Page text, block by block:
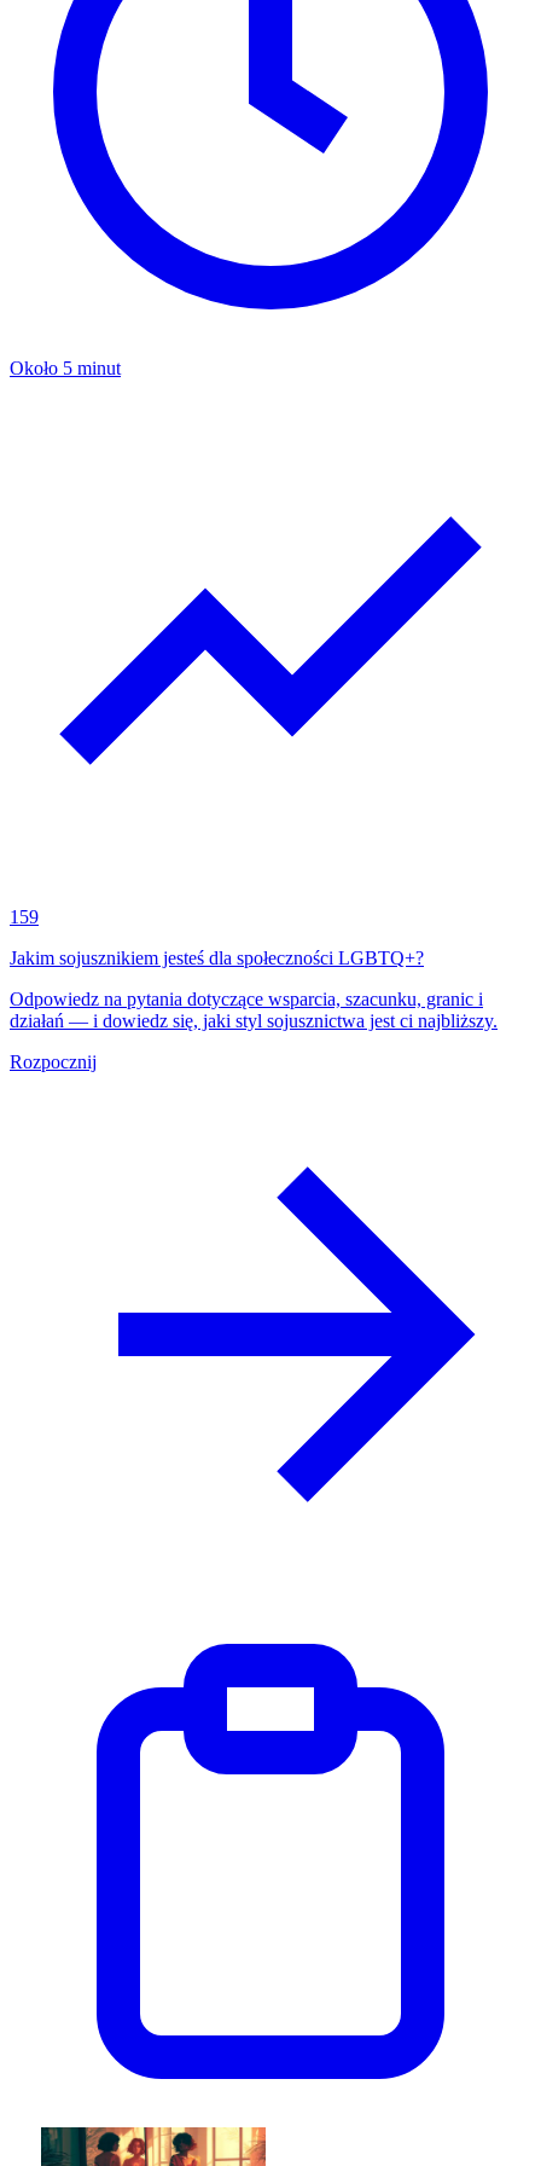
Około 5 minut
159
Jakim sojusznikiem jesteś dla społeczności LGBTQ+?
Odpowiedz na pytania dotyczące wsparcia, szacunku, granic i
działań — i dowiedz się, jaki styl sojusznictwa jest ci najbliższy.
Rozpocznij